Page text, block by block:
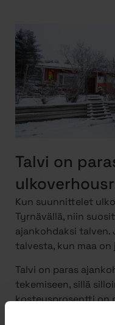
Talvi on
Kun suunnittelet
Tyrnävällä, niin
ajankohdaksi talven.
talvesta, kun maa on
Talvi on paras
tekemiseen, sillä
kosteusprosentti on
suojauksen tarve